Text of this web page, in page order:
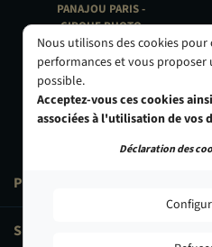
PANAJOU PARIS -
CIRQUE PHOTO
9, bd des Filles-du-Calvaire
75003 Paris
01 40 29 91 91
PRODUITS
SERVICES
Nous utilisons des cookies
performances et vous proposer
possible.
Acceptez-vous ces cookies
associées à l'utilisation de vos
Déclaration des